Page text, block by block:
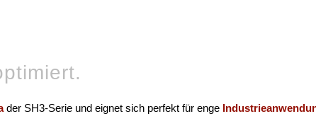
der SH3-Serie und eignet sich perfekt für enge